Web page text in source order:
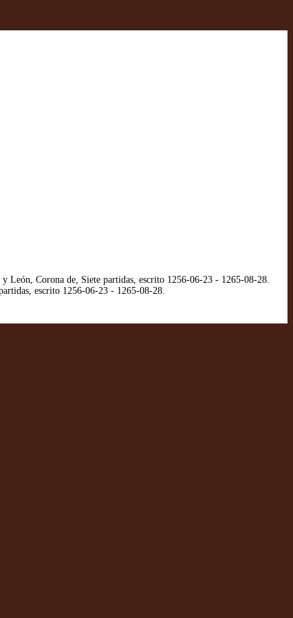
Corona de, Siete partidas, escrito 1256-06-23 - 1265-08-28.
escrito 1256-06-23 - 1265-08-28.